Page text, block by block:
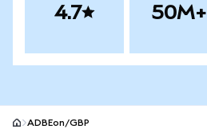
4.7 50M+
ADBEon/GBP